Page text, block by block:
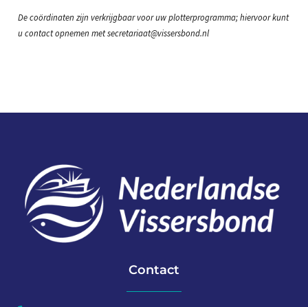
De coördinaten zijn verkrijgbaar voor uw plotterprogramma; hiervoor kunt
u contact opnemen met secretariaat@vissersbond.nl
Contact